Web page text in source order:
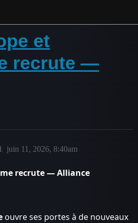
et
recrute —
juin 11, 2026, 8:40am
1
recrute — Alliance
ouvre ses portes à de nouveaux